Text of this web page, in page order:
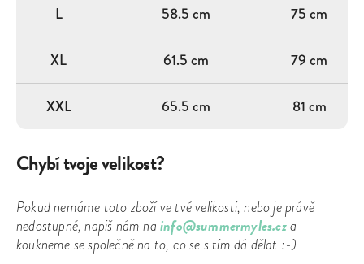
L 58.5 cm 75 cm
XL 61.5 cm 79 cm
XXL 65.5 cm 81 cm
Chybí tvoje velikost?
Pokud nemáme toto zboží ve tvé velikosti, nebo je právě
nedostupné, napiš nám na info@summermyles.cza
koukneme se společně na to, co se s tím dá dělat :-)